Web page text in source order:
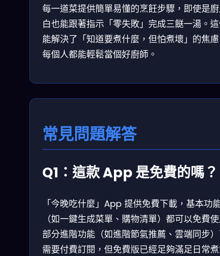
每一道菜提供簡單易懂的烹飪步驟，即使是
白也能跟著指示「零失敗」完成三餸一湯。
能解決了「知道要煮什麼，但怕煮壞」的焦
每個人都能輕鬆當個好廚師。
常見問題解答
Q1：這款 App 是免費的嗎？
「今晚吃什麼」App 提供免費下載，基本功
（如一鍵生成菜單、購物清單）都可以免費
部分進階功能（如進階節氣推薦、雲端同步
需要付費訂閱，但免費版已經足夠滿足日常